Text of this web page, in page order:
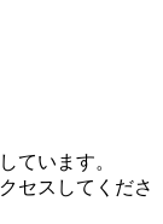
ています。
セスしてくださ